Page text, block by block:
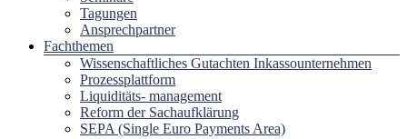
Tagungen
Ansprechpartner
Fachthemen
Wissenschaftliches Gutachten Inkassounternehmen
Prozessplattform
Liquiditäts- management
Reform der Sachaufklärung
SEPA (Single Euro Payments Area)